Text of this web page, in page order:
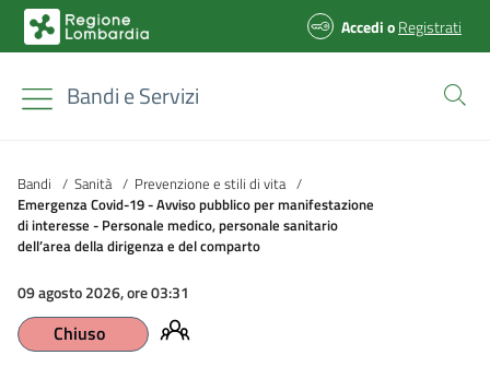
AccedioRegistrati
Bandi e Servizi
Bandi / Sanità / Prevenzione e stili di vita /
Emergenza Covid-19 - Avviso pubblico per manifestazione
di interesse - Personale medico, personale sanitario
dell’area della dirigenza e del comparto
09 agosto 2026, ore 03:31
Chiuso